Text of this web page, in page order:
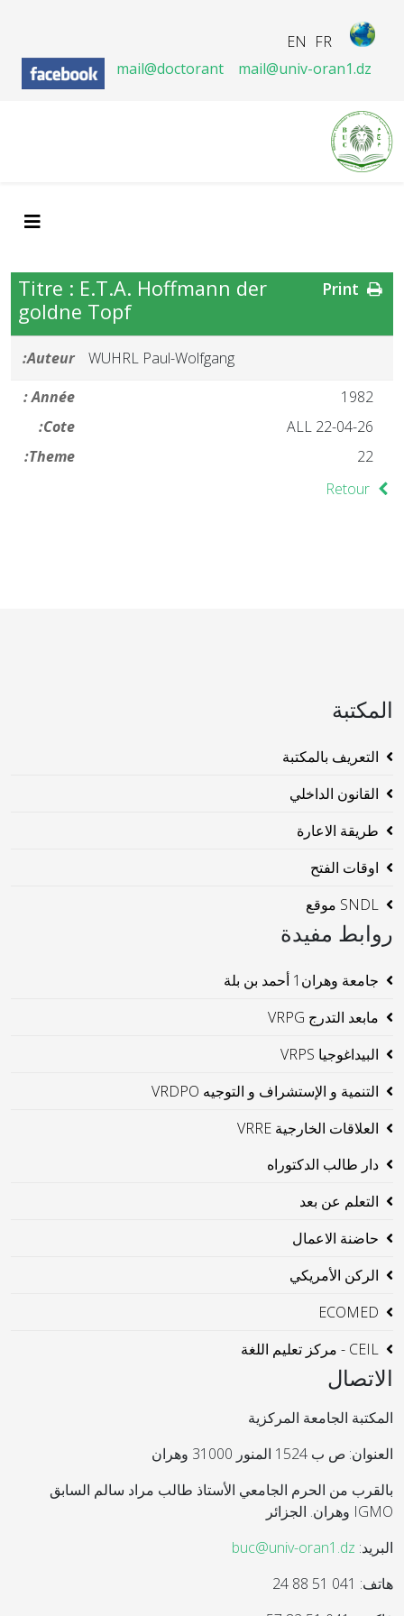
FR
EN
mail@doctorant
mail@univ-oran1.dz
Titre : E.T.A. Hoffmann der
goldne Topf
Auteur:
WUHRL Paul-Wolfgang
Année :
1982
Cote:
ALL 22-04-26
Theme:
22
Retour
المكتبة
التعريف بالمكتبة
القانون الداخلي
طريقة الاعارة
اوقات الفتح
SNDL موقع
روابط مفيدة
جامعة وهران1 أحمد بن بلة
مابعد التدرج VRPG
البيداغوجيا VRPS
التنمية و الإستشراف و التوجيه VRDPO
العلاقات الخارجية VRRE
دار طالب الدكتوراه
التعلم عن بعد
حاضنة الاعمال
الركن الأمريكي
ECOMED
CEIL - مركز تعليم اللغة
الاتصال
المكتبة الجامعة المركزية
العنوان: ص ب 1524 المنور 31000 وهران
بالقرب من الحرم الجامعي الأستاذ طالب مراد سالم السابق
IGMO وهران. الجزائر
البريد: buc@univ-oran1.dz
هاتف: 041 51 88 24